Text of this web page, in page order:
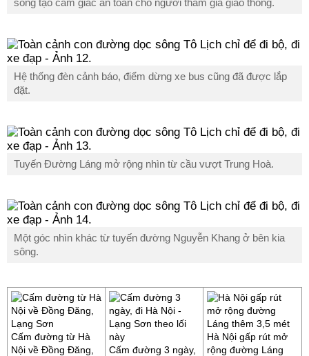
sông tạo cảm giác an toàn cho người tham gia giao thông.
Hệ thống đèn cảnh báo, điểm dừng xe bus cũng đã được lắp
đặt.
Tuyến Đường Láng mở rộng nhìn từ cầu vượt Trung Hoà.
Một góc nhìn khác từ tuyến đường Nguyễn Khang ở bên kia
sông.
Cấm đường từ Hà
Nội về Đồng Đăng,
Cấm đường 3 ngày,
Hà Nội gấp rút mở
rộng đường Láng